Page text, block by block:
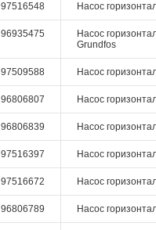
97516548 Насос
96935475
Насос
Grundfos
97509588 Насос
96806807 Насос
96806839 Насос
97516397 Насос
97516672 Насос
96806789 Насос